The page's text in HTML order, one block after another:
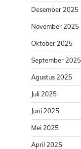
Desember 2025
November 2025
Oktober 2025
September 2025
Agustus 2025
Juli 2025
Juni 2025
Mei 2025
April 2025